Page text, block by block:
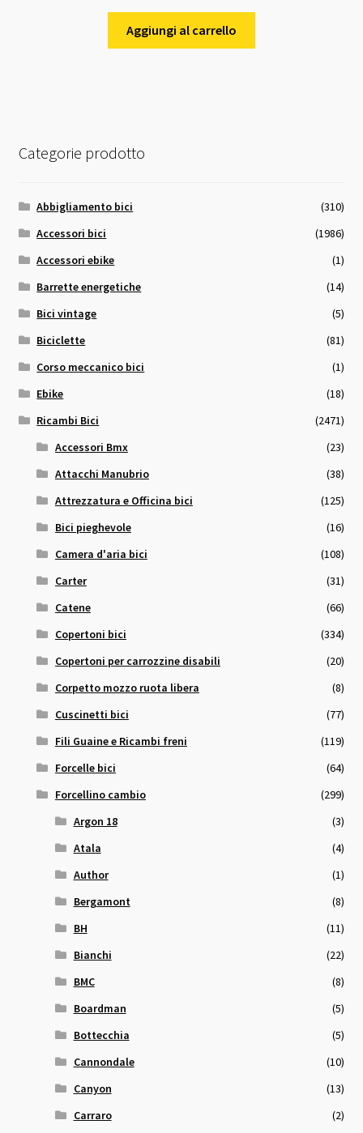
Aggiungi al carrello
Categorie prodotto
Abbigliamento bici
(310)
Accessori bici
(1986)
Accessori ebike
(1)
Barrette energetiche
(14)
Bici vintage
(5)
Biciclette
(81)
Corso meccanico bici
(1)
Ebike
(18)
Ricambi Bici
(2471)
Accessori Bmx
(23)
Attacchi Manubrio
(38)
Attrezzatura e Officina bici
(125)
Bici pieghevole
(16)
Camera d'aria bici
(108)
Carter
(31)
Catene
(66)
Copertoni bici
(334)
Copertoni per carrozzine disabili
(20)
Corpetto mozzo ruota libera
(8)
Cuscinetti bici
(77)
Fili Guaine e Ricambi freni
(119)
Forcelle bici
(64)
Forcellino cambio
(299)
Argon 18
(3)
Atala
(4)
Author
(1)
Bergamont
(8)
BH
(11)
Bianchi
(22)
BMC
(8)
Boardman
(5)
Bottecchia
(5)
Cannondale
(10)
Canyon
(13)
Carraro
(2)